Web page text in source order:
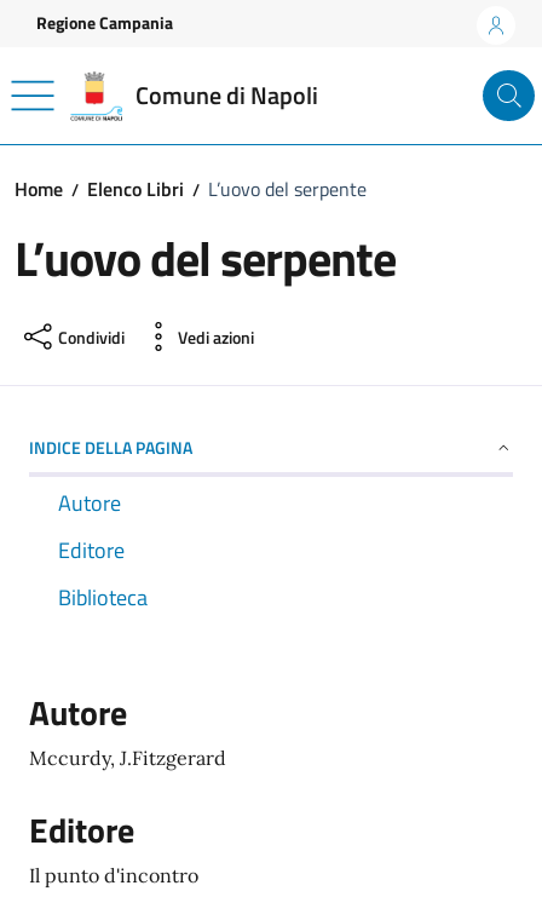
Vai ai contenuti
Vai al footer
Regione Campania
Comune di Napoli
Home Elenco Libri L’uovo del serpente
L’uovo del serpente
Condividi Vedi azioni
INDICE DELLA PAGINA
Autore
Editore
Biblioteca
Autore
Mccurdy, J.Fitzgerard
Editore
Il punto d'incontro